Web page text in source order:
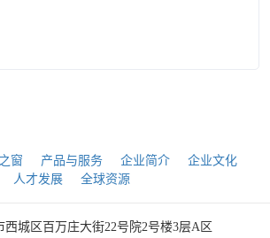
窗 产品与服务 企业简介
企业文化
人才发展
全球资源
西城区百万庄大街22号院2号楼3层A区